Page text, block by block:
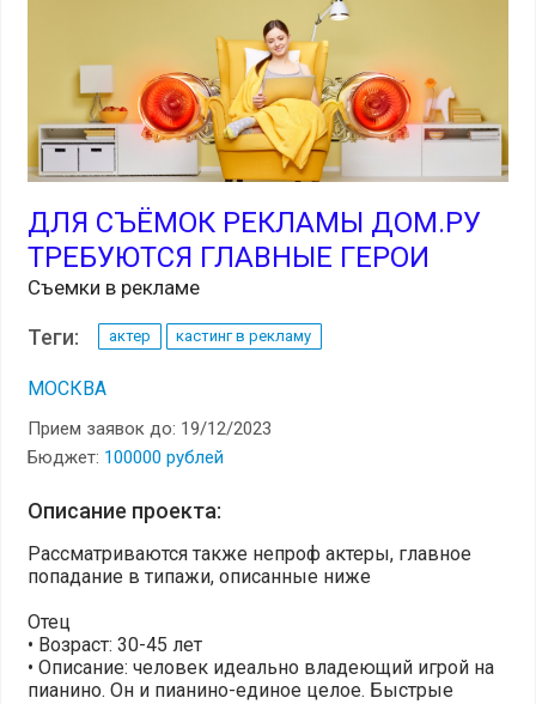
ДЛЯ СЪЁМОК РЕКЛАМЫ ДОМ.РУ
ТРЕБУЮТСЯ ГЛАВНЫЕ ГЕРОИ
Съемки в рекламе
Теги: актер кастинг в рекламу
МОСКВА
Прием заявок до: 19/12/2023
Бюджет: 100000 рублей
Описание проекта:
Рассматриваются также непроф актеры, главное
попадание в типажи, описанные ниже
Отец
• Возраст: 30-45 лет
• Описание: человек идеально владеющий игрой на
пианино. Он и пианино-единое целое. Быстрые